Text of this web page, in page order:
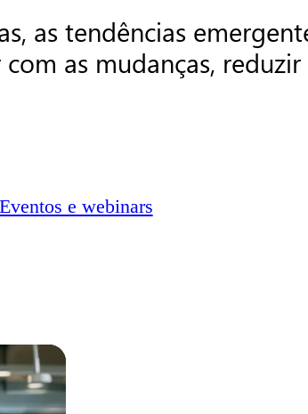
as tendências
as mudanças,
Eventos e webinars